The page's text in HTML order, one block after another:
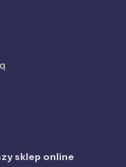
sklep online